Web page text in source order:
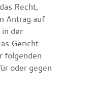
Recht,
Antrag auf
der
Gericht
folgenden
oder gegen